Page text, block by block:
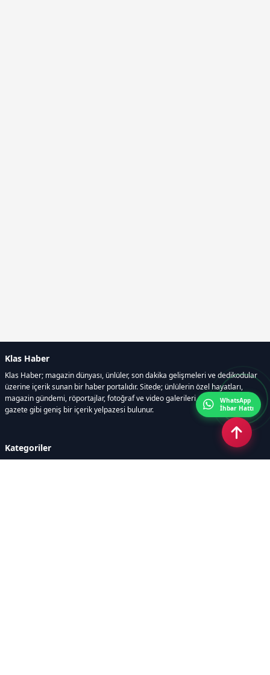
Klas Haber
Klas Haber; magazin dünyası, ünlüler, son dakika gelişmeleri ve dedikodular
üzerine içerik sunan bir haber portalıdır. Sitede; ünlülerin özel hayatları,
magazin gündemi, röportajlar, fotoğraf ve video galerileri, resmi ilanlar, e-
gazete gibi geniş bir içerik yelpazesi bulunur.
Kategoriler
WhatsApp
İhbar Hattı